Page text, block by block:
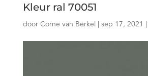
Kleur ral 70051
door Corne van Berkel sep 17, 2021